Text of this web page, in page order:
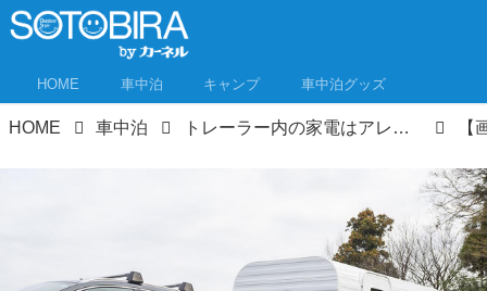
HOME 車中泊 キャンプ 車中泊グッズ
HOME 車中泊 トレーラー内の家電はアレクサ連動！仕事も趣味もはかどる自宅+αの一室。この使い方、憧れる！